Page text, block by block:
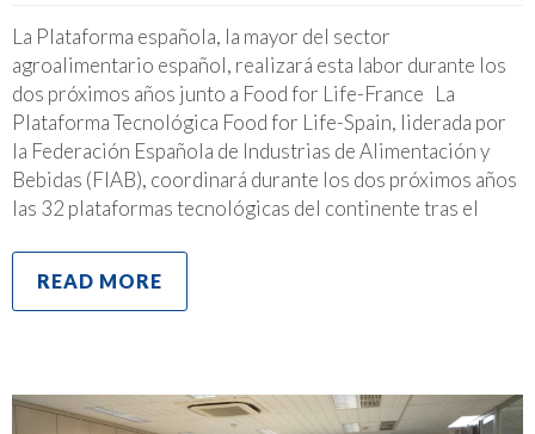
La Plataforma española, la mayor del sector
agroalimentario español, realizará esta labor durante los
dos próximos años junto a Food for Life-France La
Plataforma Tecnológica Food for Life-Spain, liderada por
la Federación Española de Industrias de Alimentación y
Bebidas (FIAB), coordinará durante los dos próximos años
las 32 plataformas tecnológicas del continente tras el
READ MORE